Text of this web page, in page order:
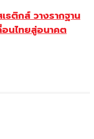
ธติกส์ วางรากฐาน
นไทยสู่อนาคต